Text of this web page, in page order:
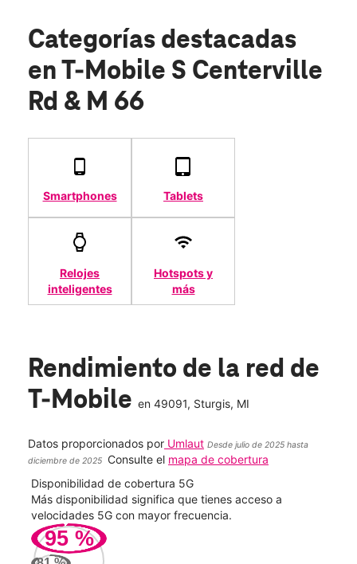
Categorías destacadas
en T-Mobile S Centerville
Rd & M 66
Smartphones Tablets
Relojes
inteligentes
Hotspots y
más
Rendimiento de la red de
T-Mobile en 49091, Sturgis, MI
Datos proporcionados por Umlaut Desde julio de 2025 hasta
diciembre de 2025
Consulte el mapa de cobertura
Disponibilidad de cobertura 5G
Más disponibilidad significa que tienes acceso a
velocidades 5G con mayor frecuencia.
95 %